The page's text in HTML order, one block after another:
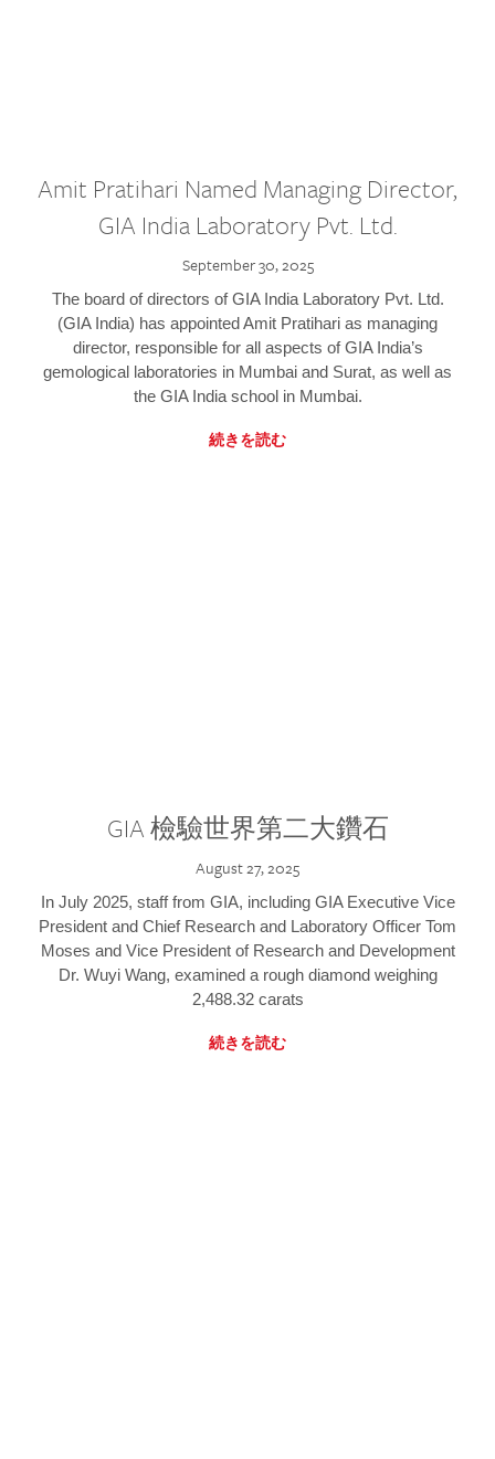
Amit Pratihari Named Managing Director,
GIA India Laboratory Pvt. Ltd.
September 30, 2025
The board of directors of GIA India Laboratory Pvt. Ltd.
(GIA India) has appointed Amit Pratihari as managing
director, responsible for all aspects of GIA India’s
gemological laboratories in Mumbai and Surat, as well as
the GIA India school in Mumbai.
続きを読む
GIA 檢驗世界第二大鑽石
August 27, 2025
In July 2025, staff from GIA, including GIA Executive Vice
President and Chief Research and Laboratory Officer Tom
Moses and Vice President of Research and Development
Dr. Wuyi Wang, examined a rough diamond weighing
2,488.32 carats
続きを読む